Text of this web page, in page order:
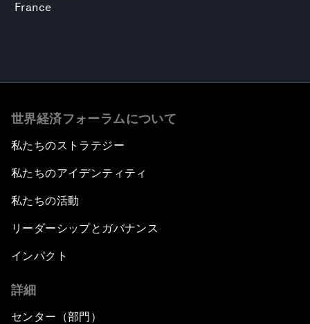
France
世界経済フォーラムについて
私たちのストラテジー
私たちのアイデンティティ
私たちの活動
リーダーシップとガバナンス
インパクト
詳細
センター（部門）